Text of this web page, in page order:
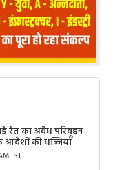
रेत का अवैध परिवहन
आदेशों की धज्जियाँ
IST